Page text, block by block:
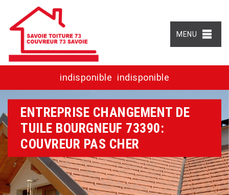
MENU
indisponible indisponible
ENTREPRISE CHANGEMENT DE
TUILE BOURGNEUF 73390:
COUVREUR PAS CHER